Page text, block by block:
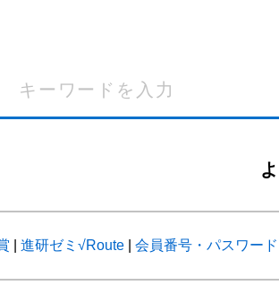
進研ゼミ√Route 会員番号・パスワード